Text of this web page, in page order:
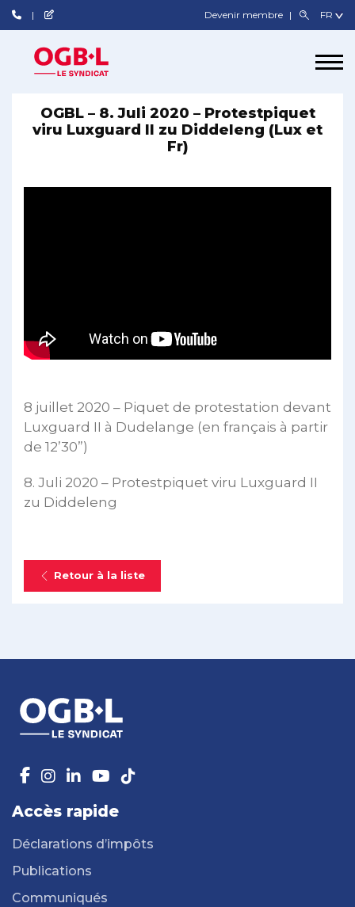
Devenir membre
OGBL – 8. Juli 2020 – Protestpiquet
viru Luxguard II zu Diddeleng (Lux et
Fr)
8 juillet 2020 – Piquet de protestation devant
Luxguard II à Dudelange (en français à partir
de 12’30”)
8. Juli 2020 – Protestpiquet viru Luxguard II
zu Diddeleng
Retour à la liste
Accès rapide
Déclarations d’impôts
Publications
Communiqués